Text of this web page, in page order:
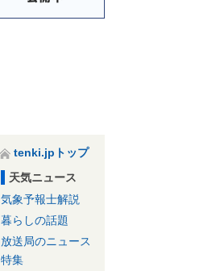
tenki.jpトップ
天気ニュース
気象予報士解説
暮らしの話題
放送局のニュース
特集